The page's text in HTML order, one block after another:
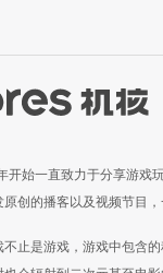
开始一直致力于分享游戏
创的播客以及视频节目
止是游戏，游戏中包含